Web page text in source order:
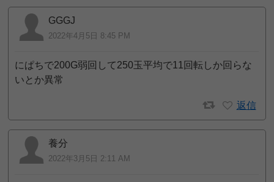
GGGJ
2022年4月5日 8:45 PM
にぱちで200G弱回して250玉平均で11回転しか回らな
いとか異常
返信
養分
2022年3月5日 2:11 AM